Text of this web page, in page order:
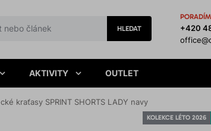
HLEDAT
+420
AKTIVITY OUTLET
kraťasy SPRINT SHORTS LADY navy
KOLEKCE LÉTO 2026